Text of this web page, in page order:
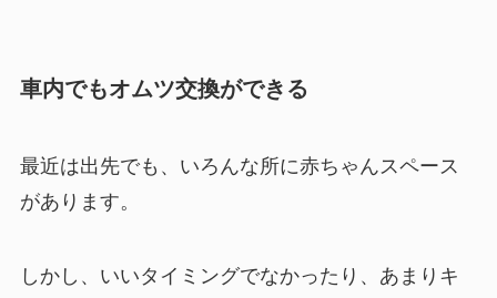
車内でもオムツ交換ができる
最近は出先でも、いろんな所に赤ちゃんスペース
があります。
しかし、いいタイミングでなかったり、あまりキ